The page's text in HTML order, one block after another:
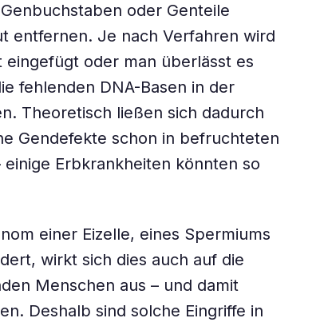
oder Genteile
entfernen. Je nach Verfahren wird
oder man überlässt es
fehlenden DNA-Basen in der
Theoretisch ließen sich dadurch
Gendefekte schon in befruchteten
Erbkrankheiten könnten so
einer Eizelle, eines Spermiums
wirkt sich dies auch auf die
Menschen aus – und damit
Deshalb sind solche Eingriffe in